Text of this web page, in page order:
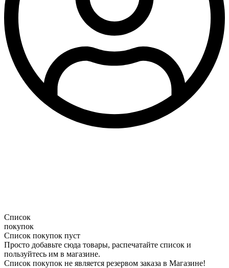
Список
покупок
Список покупок пуст
Просто добавьте сюда товары, распечатайте список и
пользуйтесь им в магазине.
Список покупок не является резервом заказа в Магазине!